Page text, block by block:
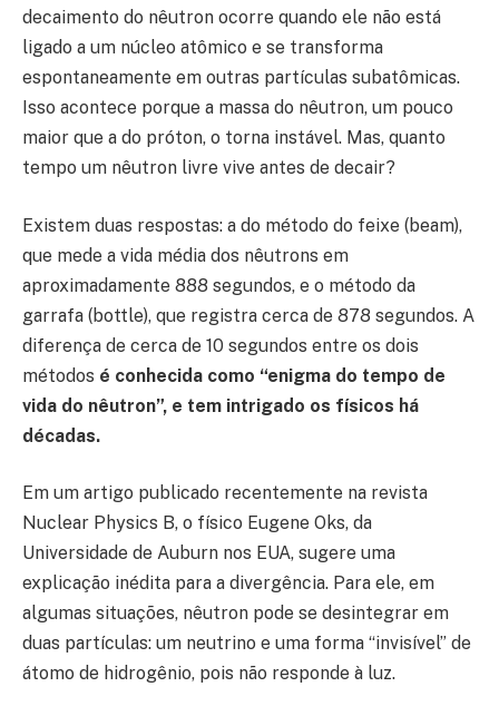
decaimento do nêutron ocorre quando ele não está
ligado a um núcleo atômico e se transforma
espontaneamente em outras partículas subatômicas.
Isso acontece porque a massa do nêutron, um pouco
maior que a do próton, o torna instável. Mas, quanto
tempo um nêutron livre vive antes de decair?
Existem duas respostas: a do método do feixe (beam),
que mede a vida média dos nêutrons em
aproximadamente 888 segundos, e o método da
garrafa (bottle), que registra cerca de 878 segundos. A
diferença de cerca de 10 segundos entre os dois
métodos é conhecida como “enigma do tempo de
vida do nêutron”, e tem intrigado os físicos há
décadas.
Em um artigo publicado recentemente na revista
Nuclear Physics B, o físico Eugene Oks, da
Universidade de Auburn nos EUA, sugere uma
explicação inédita para a divergência. Para ele, em
algumas situações, nêutron pode se desintegrar em
duas partículas: um neutrino e uma forma “invisível” de
átomo de hidrogênio, pois não responde à luz.